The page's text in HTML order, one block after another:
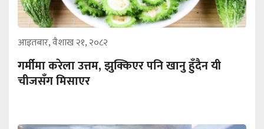
आइतबार, वैशाख २१, २०८२
गर्मीमा करेला उत्तम, झुक्किएर पनि खानु हुँदैन यी
चीजसँग मिसाएर